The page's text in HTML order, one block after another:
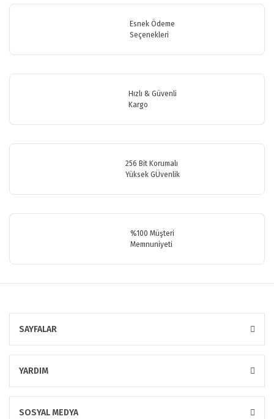
Bu ürüne ilk yorumu siz yapın!
Görüş ve önerileriniz için teşekkür ederiz.
Ürün resmi kalitesiz, bozuk veya görüntülenemiyor.
Ürün fiyatı diğer sitelerden daha pahalı.
Esnek Ödeme
Seçenekleri
Hızlı & Güvenli
Kargo
256 Bit Korumalı
Yüksek GÜvenlik
%100 Müşteri
Memnuniyeti
SAYFALAR
YARDIM
SOSYAL MEDYA